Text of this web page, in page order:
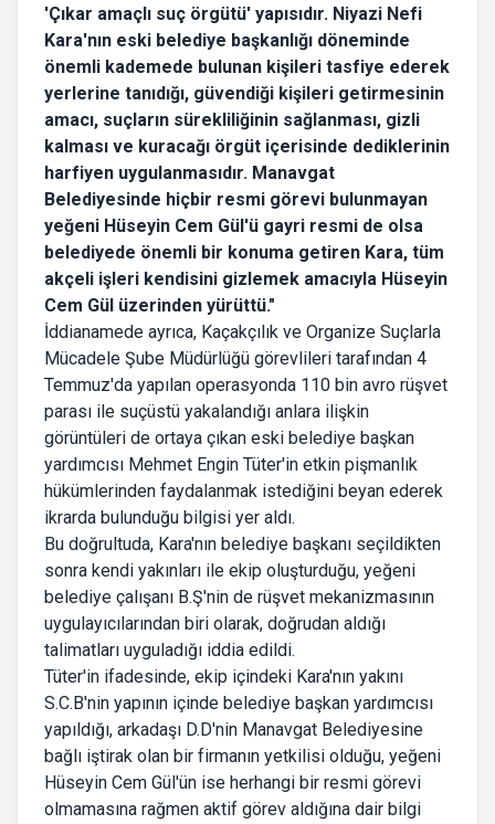
'Çıkar amaçlı suç örgütü' yapısıdır. Niyazi Nefi
Kara'nın eski belediye başkanlığı döneminde
önemli kademede bulunan kişileri tasfiye ederek
yerlerine tanıdığı, güvendiği kişileri getirmesinin
amacı, suçların sürekliliğinin sağlanması, gizli
kalması ve kuracağı örgüt içerisinde dediklerinin
harfiyen uygulanmasıdır. Manavgat
Belediyesinde hiçbir resmi görevi bulunmayan
yeğeni Hüseyin Cem Gül'ü gayri resmi de olsa
belediyede önemli bir konuma getiren Kara, tüm
akçeli işleri kendisini gizlemek amacıyla Hüseyin
Cem Gül üzerinden yürüttü."
İddianamede ayrıca, Kaçakçılık ve Organize Suçlarla
Mücadele Şube Müdürlüğü görevlileri tarafından 4
Temmuz'da yapılan operasyonda 110 bin avro rüşvet
parası ile suçüstü yakalandığı anlara ilişkin
görüntüleri de ortaya çıkan eski belediye başkan
yardımcısı Mehmet Engin Tüter'in etkin pişmanlık
hükümlerinden faydalanmak istediğini beyan ederek
ikrarda bulunduğu bilgisi yer aldı.
Bu doğrultuda, Kara'nın belediye başkanı seçildikten
sonra kendi yakınları ile ekip oluşturduğu, yeğeni
belediye çalışanı B.Ş'nin de rüşvet mekanizmasının
uygulayıcılarından biri olarak, doğrudan aldığı
talimatları uyguladığı iddia edildi.
Tüter'in ifadesinde, ekip içindeki Kara'nın yakını
S.C.B'nin yapının içinde belediye başkan yardımcısı
yapıldığı, arkadaşı D.D'nin Manavgat Belediyesine
bağlı iştirak olan bir firmanın yetkilisi olduğu, yeğeni
Hüseyin Cem Gül'ün ise herhangi bir resmi görevi
olmamasına rağmen aktif görev aldığına dair bilgi